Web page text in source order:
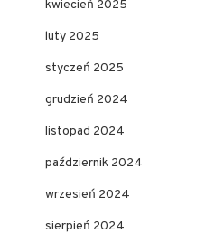
kwiecień 2025
luty 2025
styczeń 2025
grudzień 2024
listopad 2024
październik 2024
wrzesień 2024
sierpień 2024